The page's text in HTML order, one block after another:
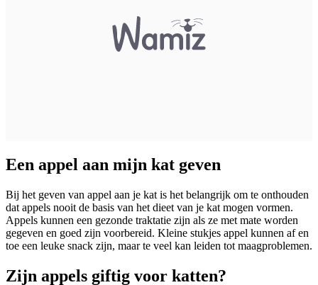
Een appel aan mijn kat geven
Bij het geven van appel aan je kat is het belangrijk om te onthouden
dat appels nooit de basis van het dieet van je kat mogen vormen.
Appels kunnen een gezonde traktatie zijn als ze met mate worden
gegeven en goed zijn voorbereid. Kleine stukjes appel kunnen af en
toe een leuke snack zijn, maar te veel kan leiden tot maagproblemen.
Zijn appels giftig voor katten?